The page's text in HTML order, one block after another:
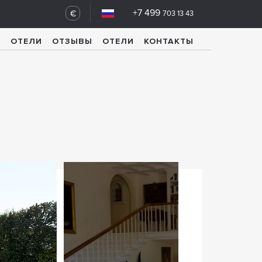
+7 499 703 13 43
€
ОТЕЛИ ОТЗЫВЫ ОТЕЛИ КОНТАКТЫ